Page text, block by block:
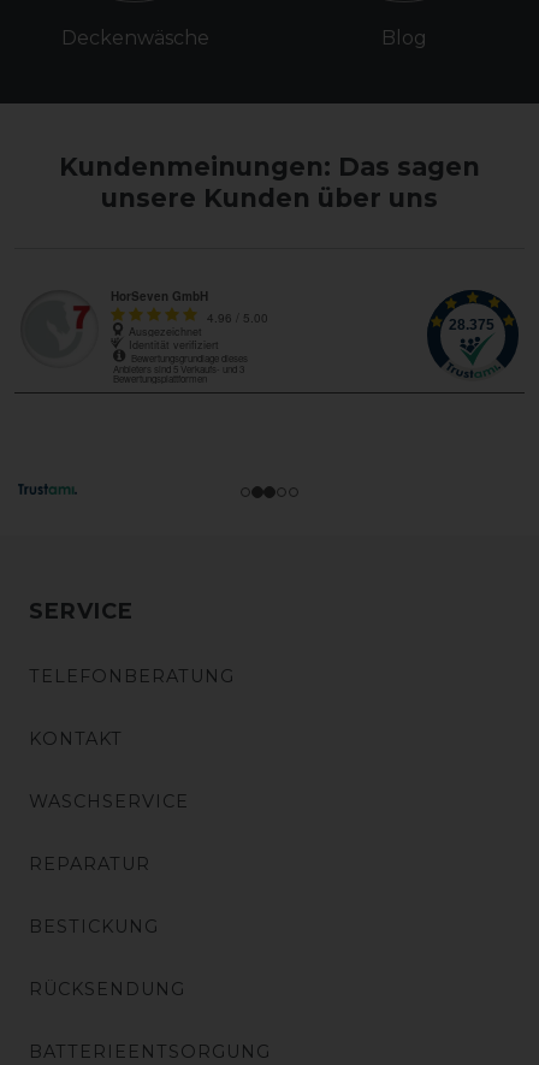
Deckenwäsche Blog
Kundenmeinungen: Das sagen
unsere Kunden über uns
SERVICE
TELEFONBERATUNG
KONTAKT
WASCHSERVICE
REPARATUR
BESTICKUNG
RÜCKSENDUNG
BATTERIEENTSORGUNG